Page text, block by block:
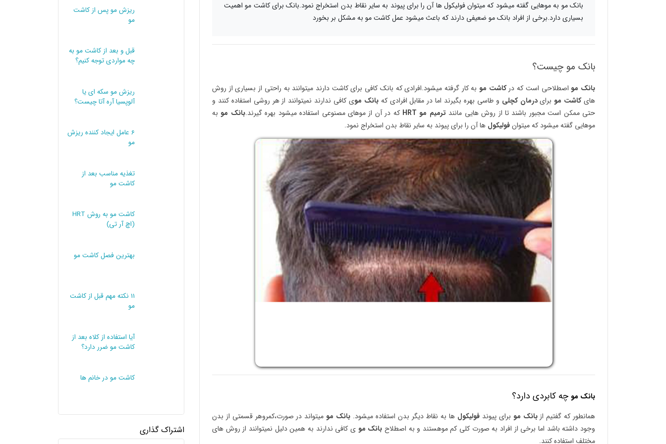
بانک مو به موهایی گفته میشود که میتوان فولیکول ها آن را برای پیوند به سایر نقاط بدن استخراج نمود.بانک برای کاشت مو اهمیت
بسیاری دارد.برخی از افراد بانک مو ضعیفی دارند که باعث میشود عمل کاشت مو به مشکل بر بخورد
بانک مو چیست؟
بانک مو اصطلاحی است که درکاشت مو به کار گرفته میشود.افرادی که بانک کافی برای کاشت دارند میتوانند به راحتی از بسیاری از روش
هایکاشت مو برایدرمان کچلی و طاسی بهره بگیرند اما در مقابل افرادی کهبانک موی کافی ندارند نمیتوانند از هر روشی استفاده کنند و
حتی ممکن است مجبور باشند تا از روش هایی مانند ترمیم مو HRT که در آن از موهای مصنوعی استفاده میشود بهره گیرند.بانک مو به
موهایی گفته میشود که میتوانفولیکول ها آن را برای پیوند به سایر نقاط بدن استخراج نمود.
بانک مو چه کابردی دارد؟
همانطور که گفتیم ازبانک مو برای پیوند فولیکول ها به نقاط دیگر بدن استفاده میشود. بانک مو میتواند در صورت،کمروهر قسمتی از بدن
وجود داشته باشد اما برخی از افراد به صورت کلی کم موهستند و به اصطلاح بانک مو ی کافی ندارند به همین دلیل نمیتوانند از روش های
مختلف استفاده کنند.
ریزش مو پس از کاشت
مو
قبل و بعد از کاشت مو به
چه مواردی توجه کنیم؟
ریزش مو سکه ای یا
آلوپسیا آره آتا چیست؟
6 عامل ایجاد کننده ریزش
مو
تغذیه مناسب بعد از
کاشت مو
کاشت مو به روش HRT
(اچ آر تی)
بهترین فصل کاشت مو
11 نکته مهم قبل از کاشت
مو
آیا استفاده از کلاه بعد از
کاشت مو ضرر دارد؟
کاشت مو در خانم ها
اشتراک گذاری